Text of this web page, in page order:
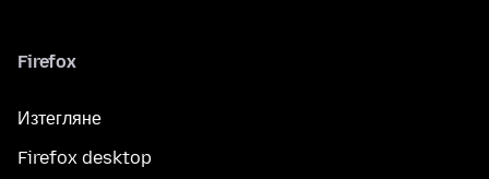
Firefox
Изтегляне
Firefox desktop